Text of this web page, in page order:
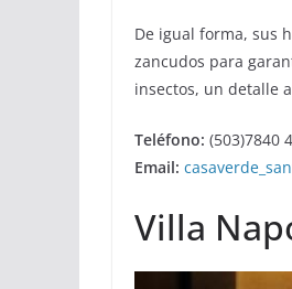
De igual forma, sus
zancudos para
insectos, un detalle
Teléfono: (503)7840
Email:
Villa